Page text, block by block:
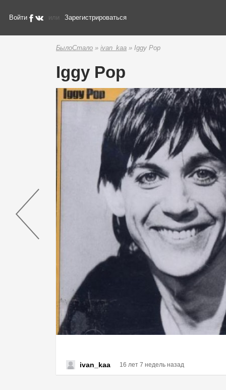
Войти или Зарегистрироваться
БылоСтало » ivan_kaa » Iggy Pop
Iggy Pop
ivan_kaa 16 лет 7 недель назад